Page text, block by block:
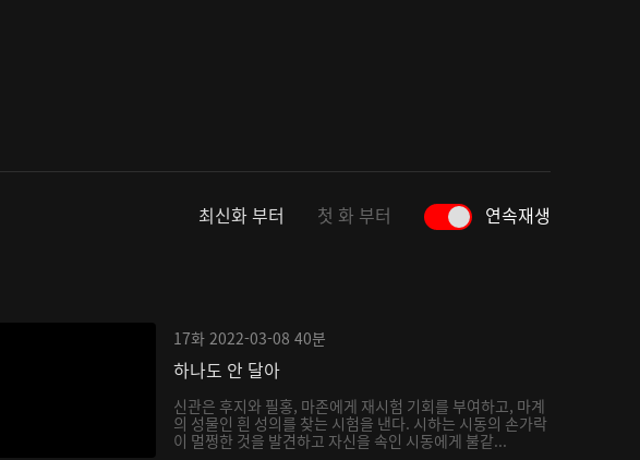
최신화 부터 첫 화 부터 연속재생
17화 2022-03-08 40분
하나도 안 달아
신관은 후지와 필홍, 마존에게 재시험 기회를 부여하고, 마계
의 성물인 흰 성의를 찾는 시험을 낸다. 시하는 시동의 손가락
이 멀쩡한 것을 발견하고 자신을 속인 시동에게 불같...